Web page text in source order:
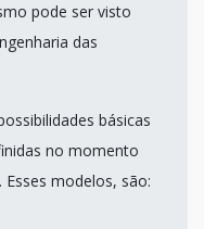
pode ser visto
das
básicas
no momento
modelos, são: